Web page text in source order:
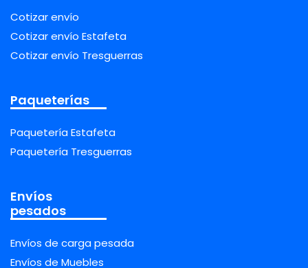
Cotizar envío
Cotizar envío Estafeta
Cotizar envío Tresguerras
Paqueterías
Paquetería Estafeta
Paquetería Tresguerras
Envíos
pesados
Envíos de carga pesada
Envíos de Muebles